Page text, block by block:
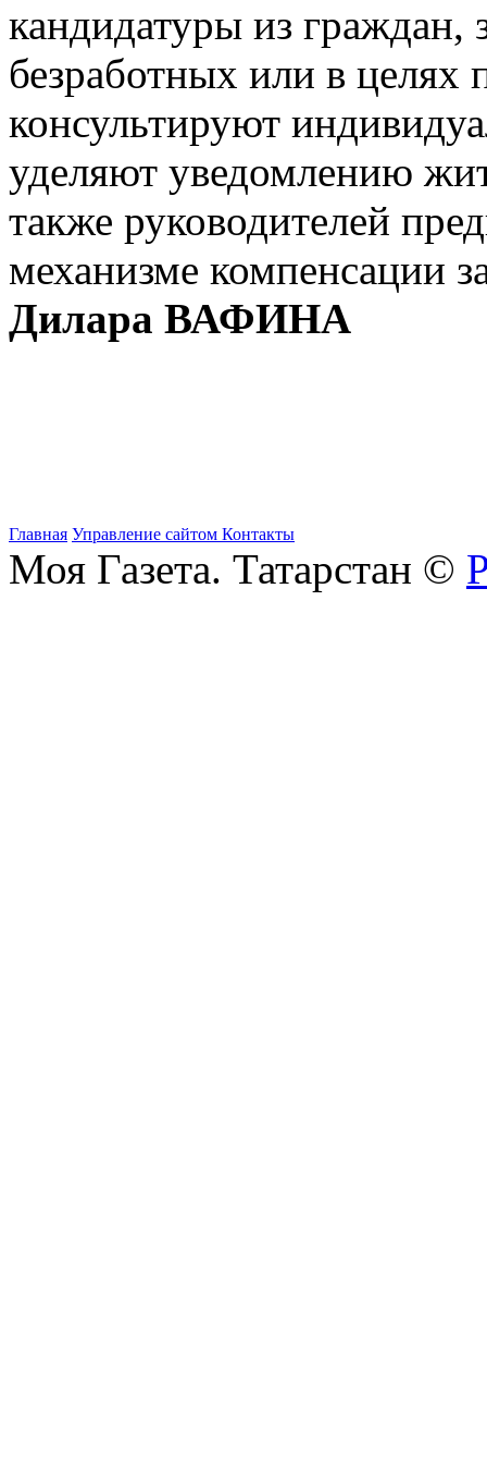
кандидатуры из граждан,
безработных или в
консультируют
уделяют уведомлению
также руководителей
механизме компенсации
Дилара ВАФИНА
Главная Управление сайтом Контакты
Моя Газета. Татарстан ©